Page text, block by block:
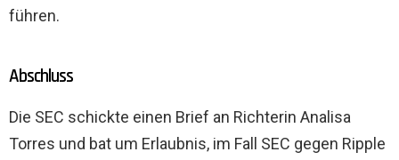
führen.
Abschluss
Die SEC schickte einen Brief an Richterin Analisa
Torres und bat um Erlaubnis, im Fall SEC gegen Ripple